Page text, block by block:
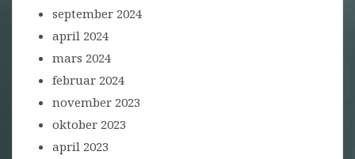
september 2024
april 2024
mars 2024
februar 2024
november 2023
oktober 2023
april 2023